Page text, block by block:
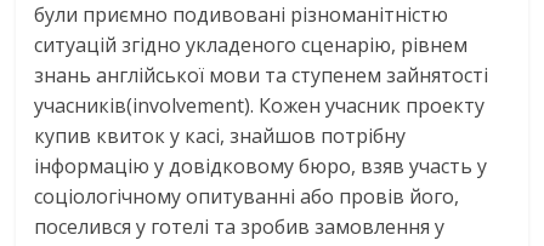
були приємно подивовані різноманітністю
ситуацій згідно укладеного сценарію, рівнем
знань англійської мови та ступенем зайнятості
учасників(involvement). Кожен учасник проекту
купив квиток у касі, знайшов потрібну
інформацію у довідковому бюро, взяв участь у
соціологічному опитуванні або провів його,
поселився у готелі та зробив замовлення у